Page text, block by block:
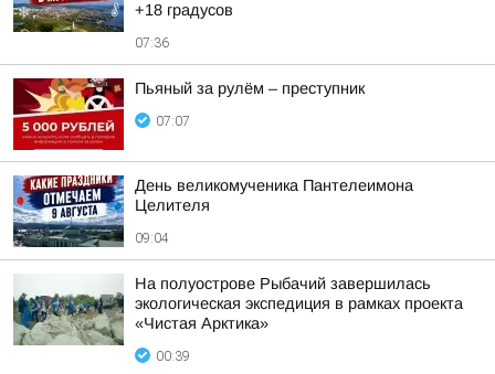
+18 градусов
07:36
Пьяный за рулём – преступник
07:07
День великомученика Пантелеимона
Целителя
09:04
На полуострове Рыбачий завершилась
экологическая экспедиция в рамках проекта
«Чистая Арктика»
00:39